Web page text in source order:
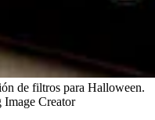
de filtros para Halloween.
Creator